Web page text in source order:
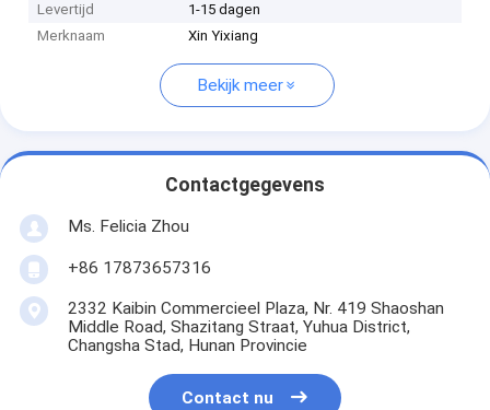
Levertijd
1-15 dagen
Merknaam
Xin Yixiang
Bekijk meer
Contactgegevens
Ms. Felicia Zhou
+86 17873657316
2332 Kaibin Commercieel Plaza, Nr. 419 Shaoshan
Middle Road, Shazitang Straat, Yuhua District,
Changsha Stad, Hunan Provincie
Contact nu